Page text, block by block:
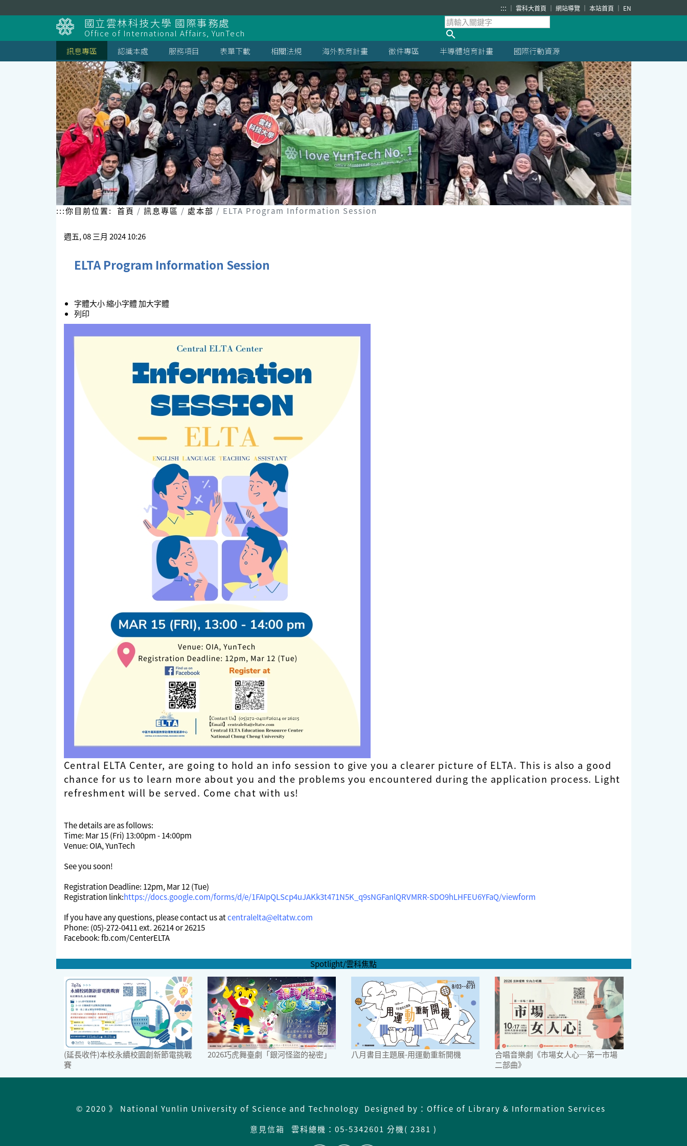
到
主
要
內
容
區
塊
::: 雲科大首頁 網站導覽 本站首頁 EN
國立雲林科技大學 國際事務處
Office of International Affairs, YunTech
訊息專區
認識本處 服務項目 表單下載 相關法規 海外教育計畫 徵件專區 半導體培育計畫 國際行動資源
:::你目前位置: 首頁 訊息專區 處本部 ELTA Program Information Session
週五, 08 三月 2024 10:26
ELTA Program Information Session
字體大小縮小字體加大字體
列印
Central ELTA Center, are going to hold an info session to give you a clearer picture of ELTA. This is also a good
chance for us to learn more about you and the problems you encountered during the application process. Light
refreshment will be served. Come chat with us!
The details are as follows:
Time: Mar 15 (Fri) 13:00pm - 14:00pm
Venue: OIA, YunTech
See you soon!
Registration Deadline: 12pm, Mar 12 (Tue)
Registration link:https://docs.google.com/forms/d/e/1FAIpQLScp4uJAKk3t471N5K_q9sNGFanlQRVMRR-SDO9hLHFEU6YFaQ/viewform
If you have any questions, please contact us atcentralelta@eltatw.com
Phone: (05)-272-0411 ext. 26214 or 26215
Facebook: fb.com/CenterELTA
Spotlight/雲科焦點
(延長收件)本校永續校園創新節電挑戰
賽
2026巧虎舞臺劇「銀河怪盜的祕密」 八月書目主題展-用運動重新開機
合唱音樂劇《市場女人心─第一市場
二部曲》
© 2020 》 National Yunlin University of Science and Technology Designed by：Office of Library & Information Services
意見信箱
雲科總機： 05-5342601 分機( 2381 )